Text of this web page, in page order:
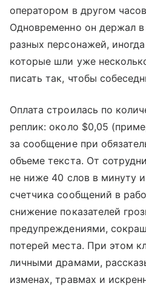
оператором в другом
Одновременно он держал в
разных персонажей,
которые шли уже
писать так, чтобы
Оплата строилась по
реплик: около $0,05
за сообщение при
объеме текста. От
не ниже 40 слов в минуту
счетчика сообщений в
снижение показателей
предупреждениями,
потерей места. При этом
личными драмами,
изменах, травмах и